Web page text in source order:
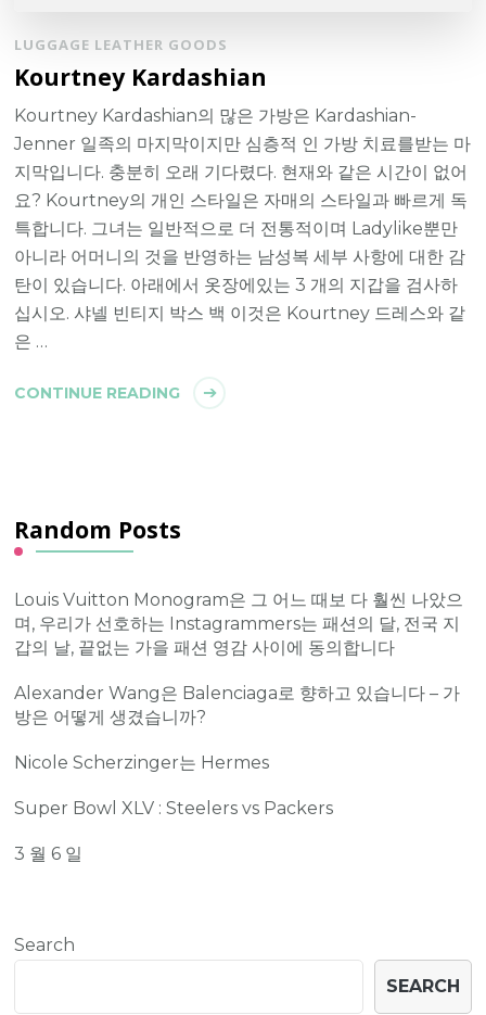
LUGGAGE LEATHER GOODS
Kourtney Kardashian
Kourtney Kardashian의 많은 가방은 Kardashian-
Jenner 일족의 마지막이지만 심층적 인 가방 치료를받는 마
지막입니다. 충분히 오래 기다렸다. 현재와 ​​같은 시간이 없어
요? Kourtney의 개인 스타일은 자매의 스타일과 빠르게 독
특합니다. 그녀는 일반적으로 더 전통적이며 Ladylike뿐만
아니라 어머니의 것을 반영하는 남성복 세부 사항에 대한 감
탄이 있습니다. 아래에서 옷장에있는 3 개의 지갑을 검사하
십시오. 샤넬 빈티지 박스 백 이것은 Kourtney 드레스와 같
은 …
CONTINUE READING
Random Posts
Louis Vuitton Monogram은 그 어느 때보 다 훨씬 나았으
며, 우리가 선호하는 Instagrammers는 패션의 달, 전국 지
갑의 날, 끝없는 가을 패션 영감 사이에 동의합니다
Alexander Wang은 Balenciaga로 향하고 있습니다 – 가
방은 어떻게 생겼습니까?
Nicole Scherzinger는 Hermes
Super Bowl XLV : Steelers vs Packers
3 월 6 일
Search
SEARCH